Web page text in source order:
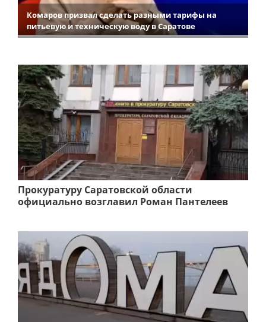
Комаров призвал сделать разными тарифы на
питьевую и техническую воду в Саратове
Прокуратуру Саратовской области
официально возглавил Роман Пантелеев